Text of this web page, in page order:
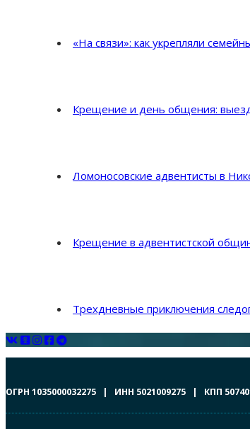
«На связи»: как укрепляли
Крещение и день общения:
Ломоносовские адвентисты в
Крещение в адвентистской
Трехдневные приключения
ОГРН 1035000032275 | ИНН 5021009275 | КПП